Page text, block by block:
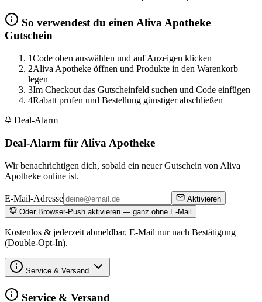
So verwendest du einen Aliva Apotheke
Gutschein
1Code oben auswählen und auf Anzeigen klicken
2Aliva Apotheke öffnen und Produkte in den Warenkorb
legen
3Im Checkout das Gutscheinfeld suchen und Code einfügen
4Rabatt prüfen und Bestellung günstiger abschließen
Deal-Alarm
Deal-Alarm für Aliva Apotheke
Wir benachrichtigen dich, sobald ein neuer Gutschein von Aliva
Apotheke online ist.
E-Mail-Adresse
Aktivieren
Oder Browser-Push aktivieren — ganz ohne E-Mail
Kostenlos & jederzeit abmeldbar. E-Mail nur nach Bestätigung
(Double-Opt-In).
Service & Versand
Service & Versand